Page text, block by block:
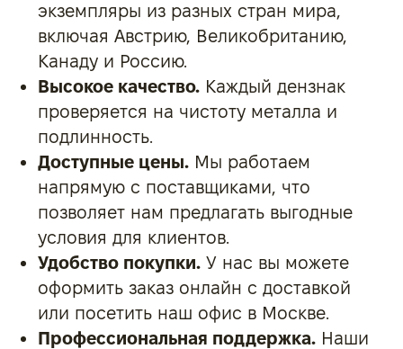
экземпляры из разных стран мира,
включая Австрию, Великобританию,
Канаду и Россию.
Высокое качество. Каждый дензнак
проверяется на чистоту металла и
подлинность.
Доступные цены. Мы работаем
напрямую с поставщиками, что
позволяет нам предлагать выгодные
условия для клиентов.
Удобство покупки. У нас вы можете
оформить заказ онлайн с доставкой
или посетить наш офис в Москве.
Профессиональная поддержка. Наши